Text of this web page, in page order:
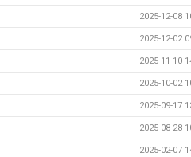
2025-12-08
2025-12-02
2025-11-10
2025-10-02
2025-09-17
2025-08-28
2025-02-07